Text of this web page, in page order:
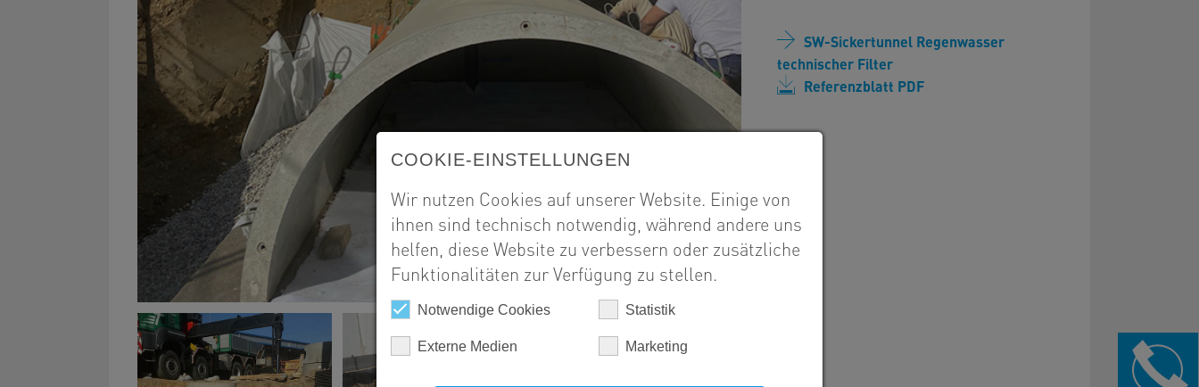
SW-Sickertunnel Regenwasser
technischer Filter
Referenzblatt PDF
COOKIE-EINSTELLUNGEN
Wir nutzen Cookies auf unserer Website. Einige von
ihnen sind technisch notwendig, während andere uns
helfen, diese Website zu verbessern oder zusätzliche
Funktionalitäten zur Verfügung zu stellen.
Notwendige Cookies Statistik
Externe Medien Marketing